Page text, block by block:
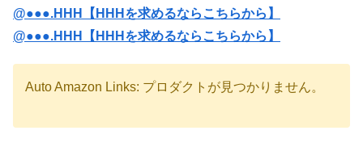
@●●●.HHH【HHHを求めるならこちらから】
@●●●.HHH【HHHを求めるならこちらから】
Auto Amazon Links: プロダクトが見つかりません。